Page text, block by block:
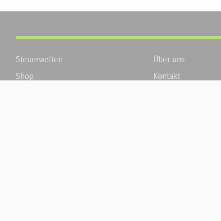
Steuerwelten
Shop
Über uns
Kontakt